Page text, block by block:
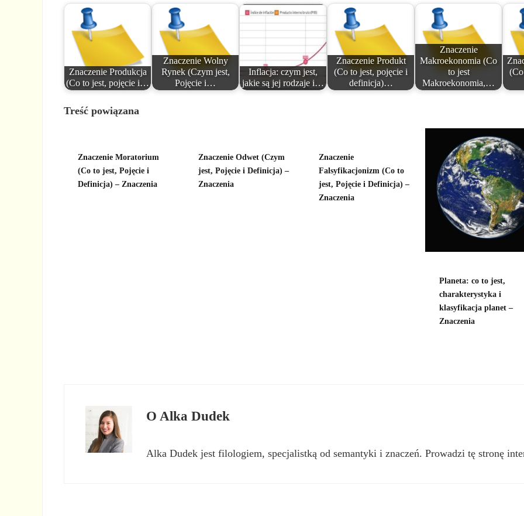
Znaczenie Produkcja
(Co to jest, pojęcie i…
Znaczenie Wolny
Rynek (Czym jest,
Pojęcie i…
Inflacja: czym jest,
jakie są jej rodzaje i…
Znaczenie Produkt
(Co to jest, pojęcie i
definicja)…
Znaczenie
Makroekonomia (Co
to jest
Makroekonomia,…
Treść powiązana
Znaczenie Moratorium
(Co to jest, Pojęcie i
Definicja) – Znaczenia
Znaczenie Odwet (Czym
jest, Pojęcie i Definicja) –
Znaczenia
Znaczenie
Falsyfikacjonizm (Co to
jest, Pojęcie i Definicja) –
Znaczenia
Planeta: co to jest,
charakterystyka i
klasyfikacja planet –
Znaczenia
OAlka Dudek
Alka Dudek jest filologiem, specjalistką od semantyki i znaczeń. Prowadzi tę stronę